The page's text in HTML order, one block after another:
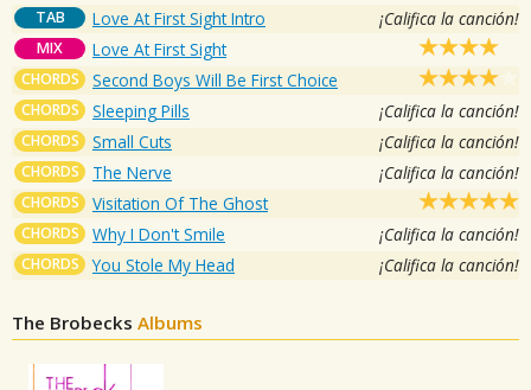
TAB Love At First Sight Intro ¡Califica la canción!
MIX Love At First Sight
CHORDS Second Boys Will Be First Choice
CHORDS Sleeping Pills ¡Califica la canción!
CHORDS Small Cuts ¡Califica la canción!
CHORDS The Nerve ¡Califica la canción!
CHORDS Visitation Of The Ghost
CHORDS Why I Don't Smile ¡Califica la canción!
CHORDS You Stole My Head ¡Califica la canción!
The Brobecks Albums